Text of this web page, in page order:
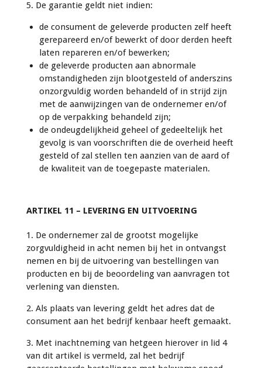
5. De garantie geldt niet indien:
de consument de geleverde producten zelf heeft
gerepareerd en/of bewerkt of door derden heeft
laten repareren en/of bewerken;
de geleverde producten aan abnormale
omstandigheden zijn blootgesteld of anderszins
onzorgvuldig worden behandeld of in strijd zijn
met de aanwijzingen van de ondernemer en/of
op de verpakking behandeld zijn;
de ondeugdelijkheid geheel of gedeeltelijk het
gevolg is van voorschriften die de overheid heeft
gesteld of zal stellen ten aanzien van de aard of
de kwaliteit van de toegepaste materialen.
ARTIKEL 11 – LEVERING EN UITVOERING
1. De ondernemer zal de grootst mogelijke
zorgvuldigheid in acht nemen bij het in ontvangst
nemen en bij de uitvoering van bestellingen van
producten en bij de beoordeling van aanvragen tot
verlening van diensten.
2. Als plaats van levering geldt het adres dat de
consument aan het bedrijf kenbaar heeft gemaakt.
3. Met inachtneming van hetgeen hierover in lid 4
van dit artikel is vermeld, zal het bedrijf